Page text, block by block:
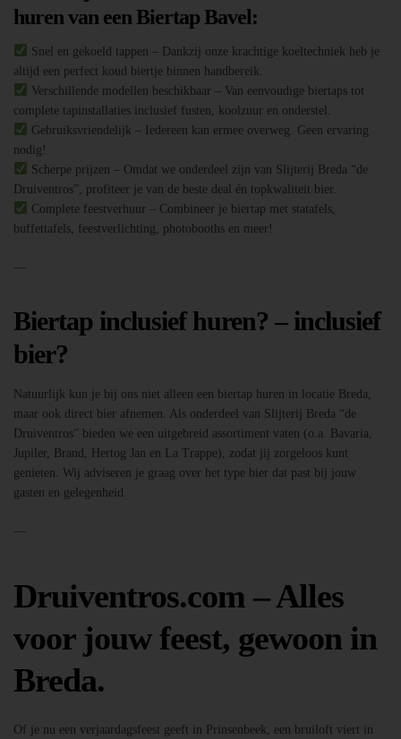
huren van een Biertap Bavel:
Snel en gekoeld tappen – Dankzij onze krachtige koeltechniek heb je
altijd een perfect koud biertje binnen handbereik.
Verschillende modellen beschikbaar – Van eenvoudige biertaps tot
complete tapinstallaties inclusief fusten, koolzuur en onderstel.
Gebruiksvriendelijk – Iedereen kan ermee overweg. Geen ervaring
nodig!
Scherpe prijzen – Omdat we onderdeel zijn van Slijterij Breda “de
Druiventros”, profiteer je van de beste deal én topkwaliteit bier.
Complete feestverhuur – Combineer je biertap met statafels,
buffettafels, feestverlichting, photobooths en meer!
—
Biertap inclusief huren? – inclusief
bier?
Natuurlijk kun je bij ons niet alleen een biertap huren in locatie Breda,
maar ook direct bier afnemen. Als onderdeel van Slijterij Breda “de
Druiventros” bieden we een uitgebreid assortiment vaten (o.a. Bavaria,
Jupiler, Brand, Hertog Jan en La Trappe), zodat jij zorgeloos kunt
genieten. Wij adviseren je graag over het type bier dat past bij jouw
gasten en gelegenheid.
—
Druiventros.com – Alles
voor jouw feest, gewoon in
Breda.
Of je nu een verjaardagsfeest geeft in Prinsenbeek, een bruiloft viert in